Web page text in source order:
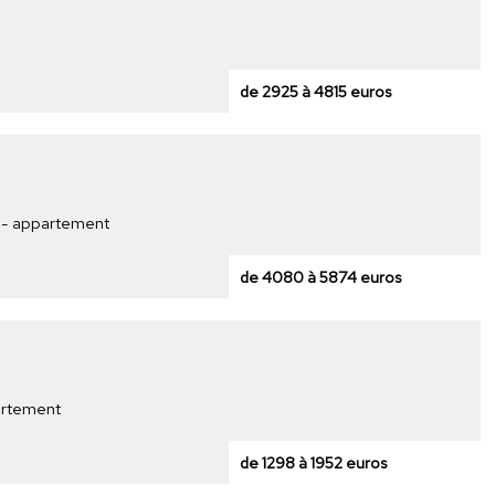
de 2925 à 4815 euros
appartement
de 4080 à 5874 euros
de 1298 à 1952 euros